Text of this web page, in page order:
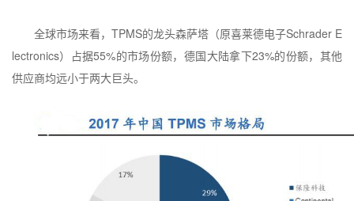
全球市场来看，TPMS的龙头森萨塔（原喜莱德电子Schrader E
lectronics）占据55%的市场份额，德国大陆拿下23%的份额，其他
供应商均远小于两大巨头。